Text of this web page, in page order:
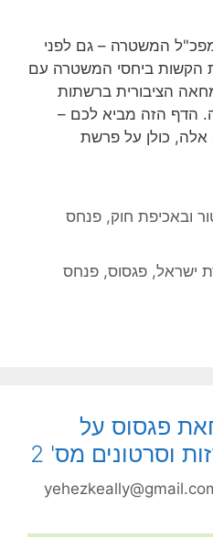
המשטרה – גם לפני
הקשות ביחסי המשטרה עם
הציבורית ברשתות
הדף הזה מביא לכם –
כולן על פרשת
ובאכיפת חוק,פנחס
ישראל,פגסוס,פנחס
פגסוס על
וסרטונים מס' 2